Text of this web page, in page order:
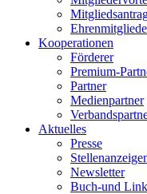
Kooperationen
Förderer
Premium-
Partner
Medienpartner
Aktuelles
Presse
Newsletter
Buch-und